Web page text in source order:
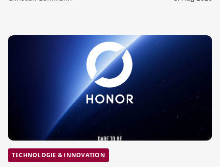
TECHNOLOGIE & INNOVATION